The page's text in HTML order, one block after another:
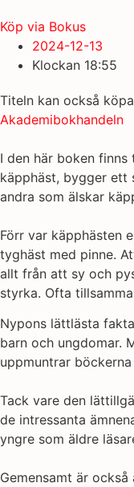
Köp via Bokus
2024-12-13
Klockan 18:55
Titeln kan också
Akademibokhandeln
I den här boken finns
käpphäst, bygger ett
andra som älskar
Förr var käpphästen
tyghäst med pinne.
allt från att sy och
styrka. Ofta
Nypons lättlästa
barn och ungdomar.
uppmuntrar
Tack vare den
de intressanta
yngre som äldre
Gemensamt är